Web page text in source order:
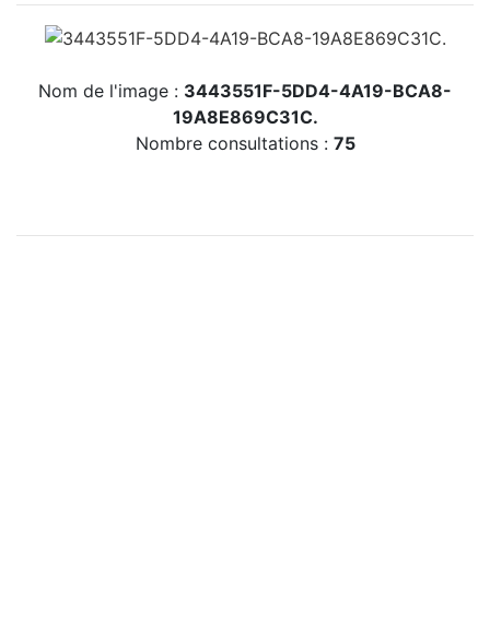
Nom de l'image : 3443551F-5DD4-4A19-BCA8-
19A8E869C31C.
Nombre consultations : 75